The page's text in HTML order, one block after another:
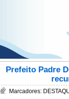
Prefeito Padre
Marcadores: